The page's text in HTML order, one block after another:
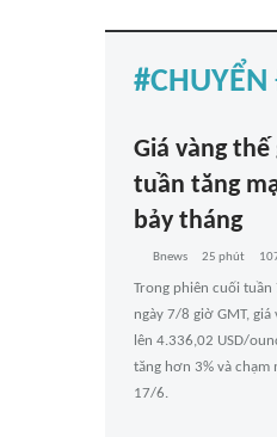
Giá vàng
tuần tăng
bảy tháng
Bnews 25 phút
Trong phiên cuối
ngày 7/8 giờ GMT, giá
lên 4.336,02 USD/
tăng hơn 3% và chạm
17/6.